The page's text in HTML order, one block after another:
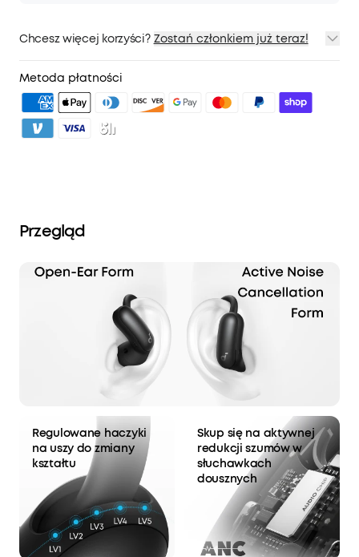
Chcesz więcej korzyści? Zostań członkiem już teraz!
2. Ceny dla członków na wybrane produkty
3. Odblokuj korzyści dzięki soundcoreCredits
Dowiedz się
więcej
Metoda płatności
Przegląd
Regulowane haczyki
na uszy do zmiany
kształtu
Skup się na aktywnej
redukcji szumów w
słuchawkach
dousznych